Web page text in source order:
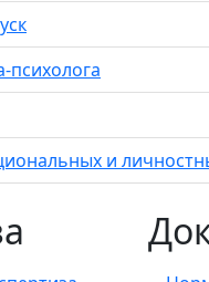
психолога
и